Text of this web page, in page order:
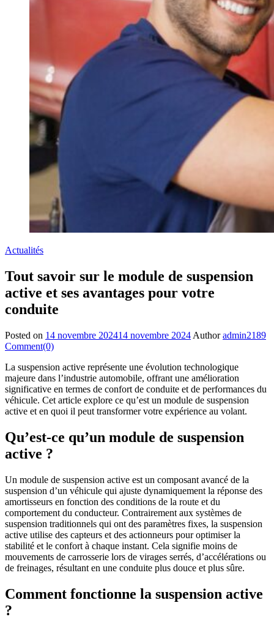
Actualités
Tout savoir sur le module de suspension
active et ses avantages pour votre
conduite
Posted on 14 novembre 202414 novembre 2024 Author admin2189
Comment(0)
La suspension active représente une évolution technologique
majeure dans l’industrie automobile, offrant une amélioration
significative en termes de confort de conduite et de performances du
véhicule. Cet article explore ce qu’est un module de suspension
active et en quoi il peut transformer votre expérience au volant.
Qu’est-ce qu’un module de suspension
active ?
Un module de suspension active est un composant avancé de la
suspension d’un véhicule qui ajuste dynamiquement la réponse des
amortisseurs en fonction des conditions de la route et du
comportement du conducteur. Contrairement aux systèmes de
suspension traditionnels qui ont des paramètres fixes, la suspension
active utilise des capteurs et des actionneurs pour optimiser la
stabilité et le confort à chaque instant. Cela signifie moins de
mouvements de carrosserie lors de virages serrés, d’accélérations ou
de freinages, résultant en une conduite plus douce et plus sûre.
Comment fonctionne la suspension active
?